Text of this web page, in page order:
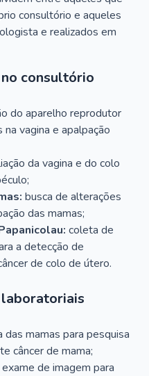
consultório e aqueles
e realizados em
consultório
do aparelho reprodutor
vagina e apalpação
da vagina e do colo
busca de alterações
das mamas;
coleta de
a detecção de
de colo de útero.
das mamas para pesquisa
câncer de mama;
exame de imagem para